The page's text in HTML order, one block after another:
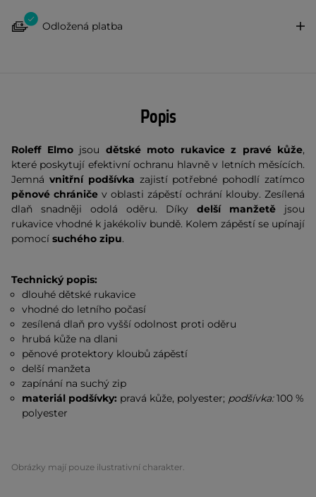
Odložená platba
Popis
Roleff Elmojsou dětské moto rukavice z pravé kůže,
které poskytují efektivní ochranu hlavně v letních měsících.
Jemná vnitřní podšívka zajistí potřebné pohodlí zatímco
pěnové chrániče v oblasti zápěstí ochrání klouby. Zesílená
dlaň snadněji odolá oděru. Díky delší manžetě jsou
rukavice vhodné k jakékoliv bundě. Kolem zápěstí se upínají
pomocí suchého zipu.
Technický popis:
dlouhé dětské rukavice
vhodné do letního počasí
zesílená dlaň pro vyšší odolnost proti oděru
hrubá kůže na dlani
pěnové protektory kloubů zápěstí
delší manžeta
zapínání na suchý zip
materiál podšívky: pravá kůže, polyester; podšívka:100 %
polyester
Obrázky mají pouze ilustrativní charakter.